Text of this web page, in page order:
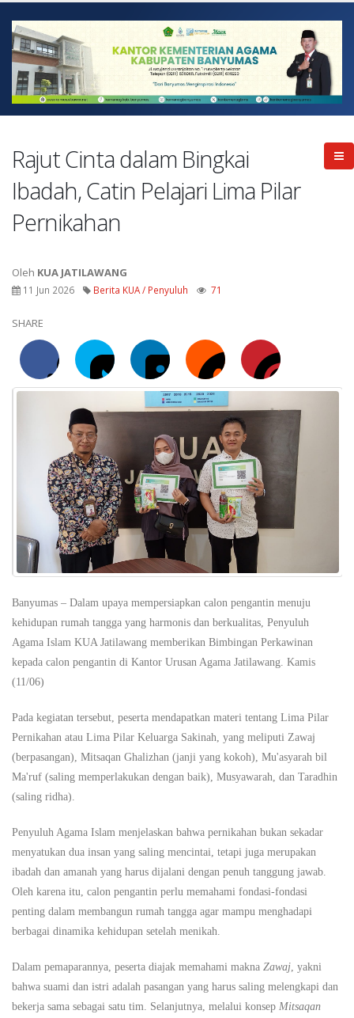
Rajut Cinta dalam Bingkai
Ibadah, Catin Pelajari Lima Pilar
Pernikahan
Oleh KUA JATILAWANG
11 Jun 2026 Berita KUA / Penyuluh 71
SHARE
Banyumas – Dalam upaya mempersiapkan calon pengantin menuju
kehidupan rumah tangga yang harmonis dan berkualitas, Penyuluh
Agama Islam KUA Jatilawang memberikan Bimbingan Perkawinan
kepada calon pengantin di Kantor Urusan Agama Jatilawang. Kamis
(11/06)
Pada kegiatan tersebut, peserta mendapatkan materi tentang Lima Pilar
Pernikahan atau Lima Pilar Keluarga Sakinah, yang meliputi Zawaj
(berpasangan), Mitsaqan Ghalizhan (janji yang kokoh), Mu'asyarah bil
Ma'ruf (saling memperlakukan dengan baik), Musyawarah, dan Taradhin
(saling ridha).
Penyuluh Agama Islam menjelaskan bahwa pernikahan bukan sekadar
menyatukan dua insan yang saling mencintai, tetapi juga merupakan
ibadah dan amanah yang harus dijalani dengan penuh tanggung jawab.
Oleh karena itu, calon pengantin perlu memahami fondasi-fondasi
penting dalam membangun rumah tangga agar mampu menghadapi
berbagai dinamika kehidupan setelah menikah.
Dalam pemaparannya, peserta diajak memahami makna Zawaj , yakni
bahwa suami dan istri adalah pasangan yang harus saling melengkapi dan
bekerja sama sebagai satu tim. Selanjutnya, melalui konsep Mitsaqan